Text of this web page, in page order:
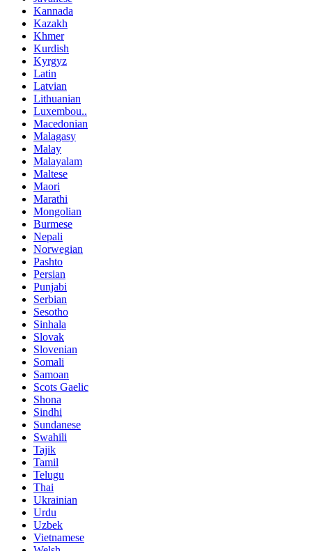
Kannada
Kazakh
Khmer
Kurdish
Kyrgyz
Latin
Latvian
Lithuanian
Luxembou..
Macedonian
Malagasy
Malay
Malayalam
Maltese
Maori
Marathi
Mongolian
Burmese
Nepali
Norwegian
Pashto
Persian
Punjabi
Serbian
Sesotho
Sinhala
Slovak
Slovenian
Somali
Samoan
Scots Gaelic
Shona
Sindhi
Sundanese
Swahili
Tajik
Tamil
Telugu
Thai
Ukrainian
Urdu
Uzbek
Vietnamese